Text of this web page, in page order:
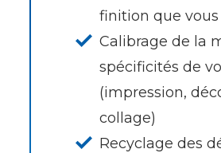
finition que
Calibrage de la
spécificités de
(impression,
collage)
Recyclage des